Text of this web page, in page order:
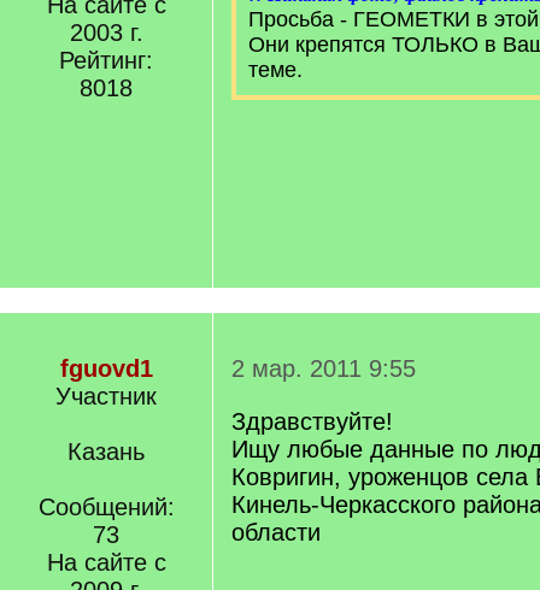
2003 г.
Рейтинг:
8018
Просьба - ГЕОМЕТКИ в этой
Они крепятся ТОЛЬКО в
теме.
fguovd1
Участник
Казань
Сообщений:
73
На сайте с
2 мар. 2011 9:55
Здравствуйте!
Ищу любые данные по
Ковригин, уроженцов
Кинель-Черкасского
области